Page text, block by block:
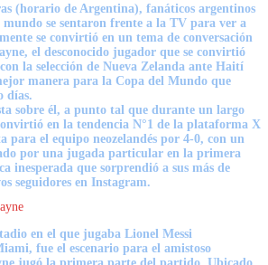
(horario de Argentina), fanáticos argentinos
se sentaron frente a la TV para ver a
se convirtió en un tema de conversación
el desconocido jugador que se convirtió
la selección de Nueva Zelanda ante Haití
manera para la Copa del Mundo que
días.
sobre él, a punto tal que durante un largo
en la tendencia N°1 de la plataforma X
para el equipo neozelandés por 4-0, con un
por una jugada particular en la primera
inesperada que sorprendió a sus más de
seguidores en Instagram.
en el que jugaba Lionel Messi
fue el escenario para el amistoso